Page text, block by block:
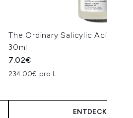
The Ordinary Salicylic Acid 2%
30ml
7.02€
234.00€ pro L
ENTDECKEN